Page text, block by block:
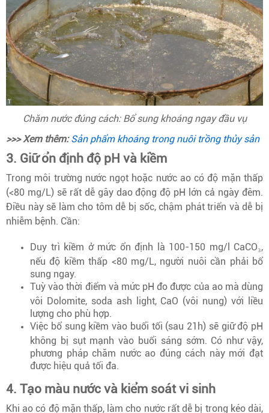
Chăm nước đúng cách: Bổ sung khoáng ngay đầu vụ
>>> Xem thêm: Sản phẩm khoáng trong nuôi trồng thủy sản
3. Giữ ổn định độ pH và kiềm
Trong môi trường nước ngọt hoặc nước ao có độ mặn thấp
(<80 mg/L) sẽ rất dễ gây dao động độ pH lớn cả ngày đêm.
Điều này sẽ làm cho tôm dễ bị sốc, chậm phát triển và dễ bị
nhiễm bệnh. Cần:
Duy trì kiềm ở mức ổn định là 100-150 mg/l CaCO₃,
nếu độ kiềm thấp <80 mg/L, người nuôi cần phải bổ
sung ngay.
Tuỳ vào thời điểm và mức pH đo được của ao mà dùng
vôi Dolomite, soda ash light, CaO (vôi nung) với liều
lượng cho phù hợp.
Việc bổ sung kiềm vào buổi tối (sau 21h) sẽ giữ độ pH
không bị sụt mạnh vào buổi sáng sớm. Có như vậy,
phương pháp chăm nước ao đúng cách này mới đạt
được hiệu quả tối đa.
4. Tạo màu nước và kiểm soát vi sinh
Khi ao có độ mặn thấp, làm cho nước rất dễ bị trong kéo dài,